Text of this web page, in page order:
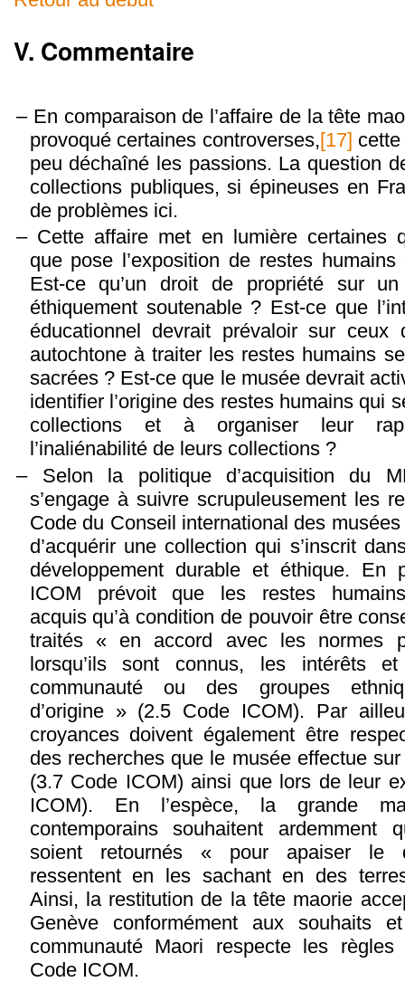
V. Commentaire
En comparaison de l’affaire de la tête
provoqué certaines controverses,[17]
peu déchaîné les passions. La question
collections publiques, si épineuses en
de problèmes ici.
Cette affaire met en lumière certaines
que pose l’exposition de restes
Est-ce qu’un droit de propriété sur
éthiquement soutenable ? Est-ce que
éducationnel devrait prévaloir sur ceux
autochtone à traiter les restes humains
sacrées ? Est-ce que le musée devrait
identifier l’origine des restes humains qui
collections et à organiser leur
l’inaliénabilité de leurs collections ?
Selon la politique d’acquisition du
s’engage à suivre scrupuleusement les
Code du Conseil international des
d’acquérir une collection qui s’inscrit
développement durable et éthique. En
ICOM prévoit que les restes
acquis qu’à condition de pouvoir être
traités « en accord avec les normes
lorsqu’ils sont connus, les intérêts
communauté ou des groupes
d’origine » (2.5 Code ICOM). Par
croyances doivent également être
des recherches que le musée effectue
(3.7 Code ICOM) ainsi que lors de leur
ICOM). En l’espèce, la grande
contemporains souhaitent ardemment
soient retournés « pour apaiser le
ressentent en les sachant en des
Ainsi, la restitution de la tête maorie
Genève conformément aux souhaits
communauté Maori respecte les règles
Code ICOM.